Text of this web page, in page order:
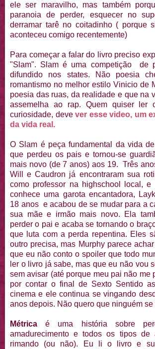
ele ser maravilho, mas também
paranoia de perder, esquecer no
derramar tarê no coitadinho ( porque
aconteceu comigo recentemente)
Para começar a falar do livro preciso
"Slam". Slam é uma competição de
difundido nos states. Não poesia
romantismo no melhor estilo Vinicio de
poesia das ruas, da realidade e que na
assemelha ao rap. Quem quiser ler
curiosidade, deve ver esse video, um
da vida real.
O Slam é peça fundamental da vida
que perdeu os pais e tornou-se
mais novo (de 7 anos) aos 19. Três
Will e Caudron já encontraram sua
como professor na highschool local, e
conhece uma garota encantadora,
18 anos e acabou de se mudar para a
sua mãe e irmão mais novo. Ela
perder o pai e acaba se tornando o
que luta com a perda repentina. Eles
outro precisa, mas Murphy parece
que eu não conto o spoiler que todo
ler o livro já sabe, mas que eu não vou
sem avisar (até porque meu pai não me
por contar o final de Sexto Sentido
cinema e ele continua se vingando
anos depois. Não quero que ninguém
Métrica é uma história sobre
amadurecimento e todos os tipos de
rimando (ou não). Eu li o livro e